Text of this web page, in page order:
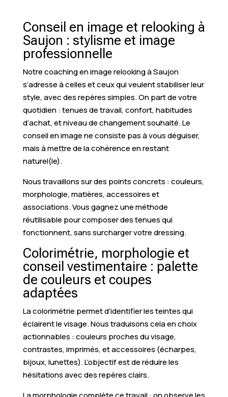
Conseil en image et relooking à
Saujon : stylisme et image
professionnelle
Notre coaching en image relooking à Saujon
s’adresse à celles et ceux qui veulent stabiliser leur
style, avec des repères simples. On part de votre
quotidien : tenues de travail, confort, habitudes
d’achat, et niveau de changement souhaité. Le
conseil en image ne consiste pas à vous déguiser,
mais à mettre de la cohérence en restant
naturel(le).
Nous travaillons sur des points concrets : couleurs,
morphologie, matières, accessoires et
associations. Vous gagnez une méthode
réutilisable pour composer des tenues qui
fonctionnent, sans surcharger votre dressing.
Colorimétrie, morphologie et
conseil vestimentaire : palette
de couleurs et coupes
adaptées
La colorimétrie permet d’identifier les teintes qui
éclairent le visage. Nous traduisons cela en choix
actionnables : couleurs proches du visage,
contrastes, imprimés, et accessoires (écharpes,
bijoux, lunettes). L’objectif est de réduire les
hésitations avec des repères clairs.